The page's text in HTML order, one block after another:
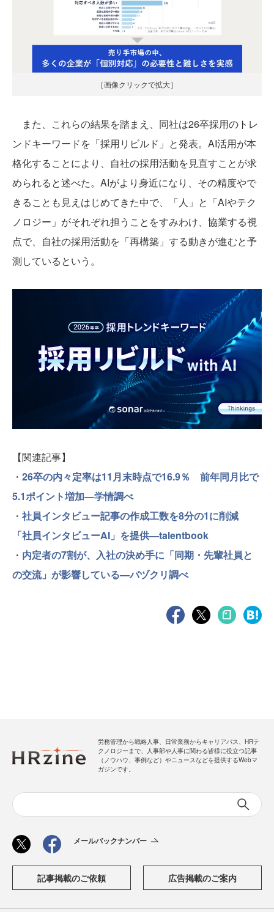
［画像クリックで拡大］
また、これらの結果を踏まえ、同社は26卒採用のトレ
ンドキーワードを「採用リビルド」と発表。AI活用が本
格化することにより、自社の採用活動を見直すことが求
められると述べた。AIがより身近になり、その精度やで
きることも見えはじめてきた中で、「人」と「AIやテク
ノロジー」がそれぞれ担うことをすみわけ、協業する視
点で、自社の採用活動を「再構築」する動きが進むと予
測しているという。
【関連記事】
・ 26卒の内々定率は11月末時点で16.9％ 前年同月比で
5.1ポイント増加—学情調べ
・ 社員インタビュー記事の作成工数を8分の1に削減
「社員インタビューAI」を提供—talentbook
・ 内定者の7割が、入社の決め手に「同期・先輩社員と
の交流」が影響している—バヅクリ調べ
労務管理から戦略人事、日常業務からキャリアパス、HRテ
クノロジーまで、人事部や人事に関わる皆様に役立つ記事
（ノウハウ、事例など）やニュースなどを提供するWebマ
ガジンです。
メールバックナンバー
記事掲載のご依頼 広告掲載のご案内